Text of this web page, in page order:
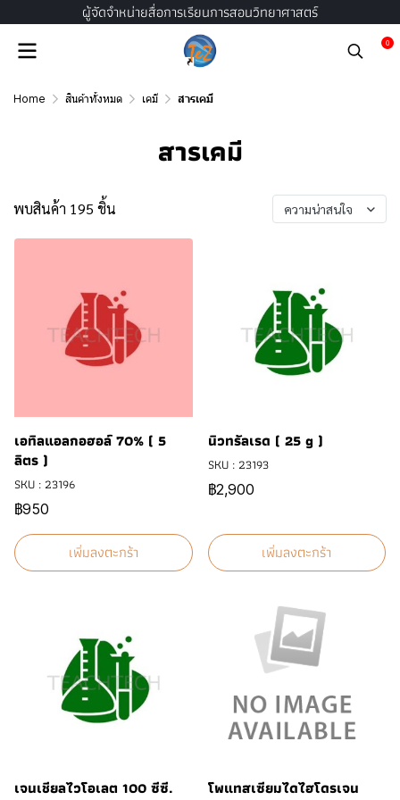
ผู้จัดจำหน่ายสื่อการเรียนการสอนวิทยาศาสตร์
0
Home สินค้าทั้งหมด เคมี สารเคมี
สารเคมี
พบสินค้า 195 ชิ้น ความน่าสนใจ
เอทิลแอลกอฮอล์ 70% ( 5
ลิตร )
SKU : 23196
฿950
เพิ่มลงตะกร้า
นิวทรัลเรด ( 25 g )
SKU : 23193
฿2,900
เพิ่มลงตะกร้า
เจนเชียลไวโอเลต 100 ซีซี.
โพแทสเซียมไดไฮโดรเจน